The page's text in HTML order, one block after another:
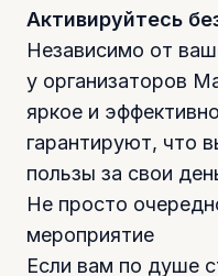
Активируйтесь
Независимо от
у организаторов
яркое и
гарантируют, что
пользы за свои
Не просто
мероприятие
Если вам по душе